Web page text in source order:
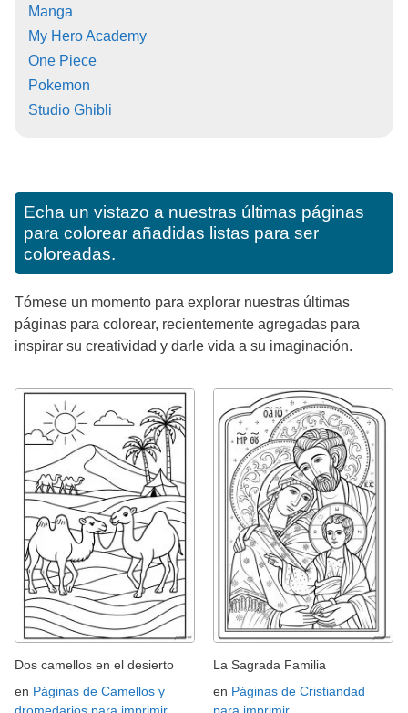
Manga
My Hero Academy
One Piece
Pokemon
Studio Ghibli
Echa un vistazo a nuestras últimas páginas
para colorear añadidas listas para ser
coloreadas.
Tómese un momento para explorar nuestras últimas
páginas para colorear, recientemente agregadas para
inspirar su creatividad y darle vida a su imaginación.
Dos camellos en el desierto
en Páginas de Camellos y
La Sagrada Familia
en Páginas de Cristiandad